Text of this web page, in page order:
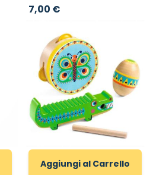
7,00 €
Aggiungi al Carrello